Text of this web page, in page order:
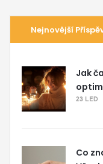
Nejnovější
Jak
23 LED
Co